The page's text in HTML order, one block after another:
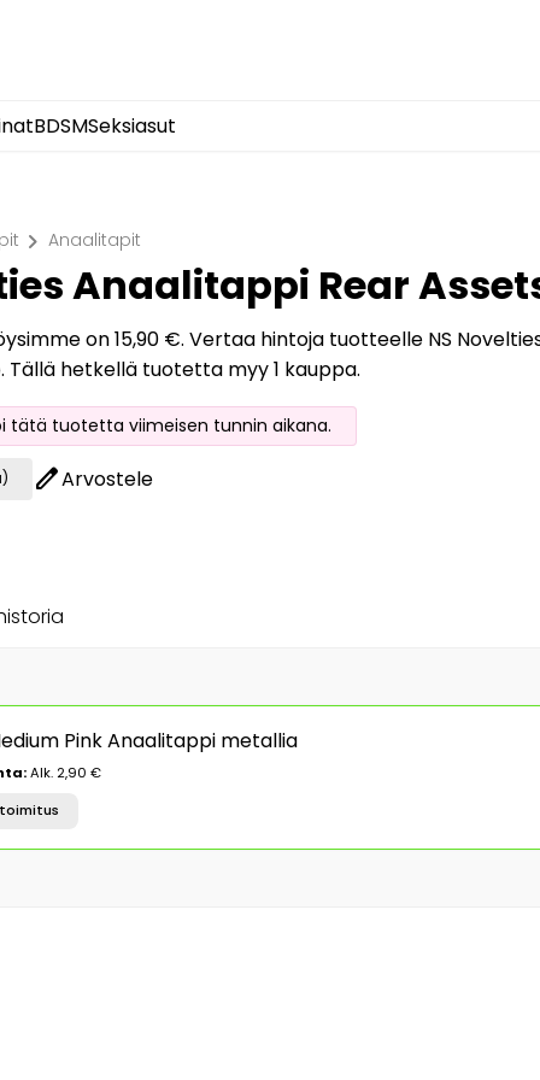
BDSMSeksiasut
chevron_right Anaalitapit
Anaalitappi Rear
on 15,90 €. Vertaa hintoja tuotteelle NS
Tällä hetkellä tuotetta myy 1 kauppa.
tätä tuotetta viimeisen tunnin aikana.
editArvostele
Pink Anaalitappi metallia
Alk. 2,90 €